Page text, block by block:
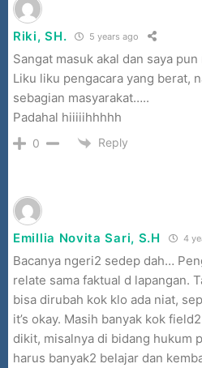
Riki, SH. 5 years ago
Sangat masuk akal dan saya
Liku liku pengacara yang berat,
sebagian masyarakat…..
Padahal hiiiiihhhhh
0 Reply
Emillia Novita Sari, S.H 4
Bacanya ngeri2 sedep dah…
relate sama faktual d lapangan.
bisa dirubah kok klo ada niat,
it’s okay. Masih banyak kok
dikit, misalnya di bidang hukum
harus banyak2 belajar dan